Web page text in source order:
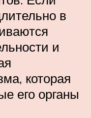
в
и
которая
его органы